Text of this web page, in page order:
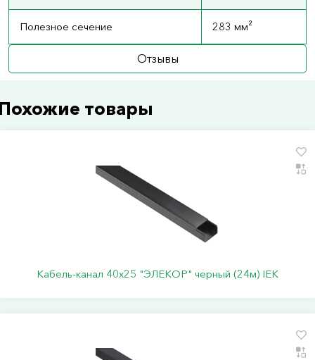
Полезное сечение 283 мм²
Отзывы
товары
Кабель-канал 40х25 "ЭЛЕКОР" черный (24м) IEK